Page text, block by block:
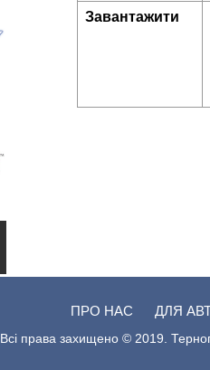
Завантажити
ПРО НАС ДЛЯ
Всі права захищено © 2019.